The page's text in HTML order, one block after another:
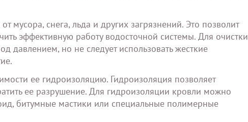
мусора, снега, льда и других загрязнений. Это позволит
эффективную работу водосточной системы. Для очистки
давлением, но не следует использовать жесткие
ее гидроизоляцию. Гидроизоляция позволяет
ее разрушение. Для гидроизоляции кровли можно
битумные мастики или специальные полимерные